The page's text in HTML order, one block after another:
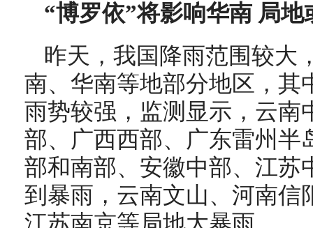
“博罗依”将影响华南 局地
昨天，我国降雨范围较大
南、华南等地部分地区，其
雨势较强，监测显示， 云南
部、广西西部、广东雷州半
部和南部、安徽中部、江苏
到暴雨，云南文山、河南信